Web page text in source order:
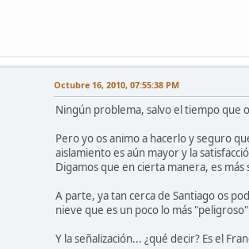
Octubre 16, 2010, 07:55:38 PM
Ningún problema, salvo el tiempo que
Pero yo os animo a hacerlo y seguro
aislamiento es aún mayor y la
Digamos que en cierta manera, es
A parte, ya tan cerca de Santiago os
nieve que es un poco lo más
Y la señalización... ¿qué decir? Es el